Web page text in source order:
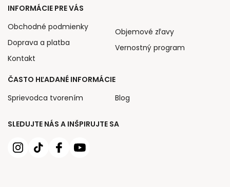
SLEDUJTE NÁS A INŠPIRUJTE SA
INFORMÁCIE PRE VÁS
Obchodné podmienky
Doprava a platba
Kontakt
Objemové zľavy
Vernostný program
ČASTO HĽADANÉ INFORMÁCIE
Sprievodca tvorením
Blog